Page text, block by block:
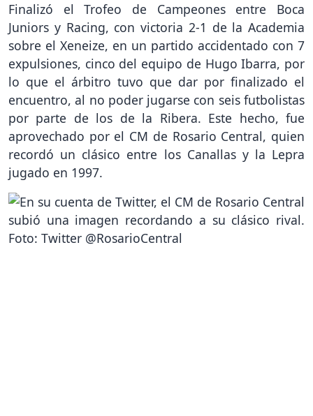
Finalizó el Trofeo de Campeones entre Boca
Juniors y Racing, con victoria 2-1 de la Academia
sobre el Xeneize, en un partido accidentado con 7
expulsiones, cinco del equipo de Hugo Ibarra, por
lo que el árbitro tuvo que dar por finalizado el
encuentro, al no poder jugarse con seis futbolistas
por parte de los de la Ribera. Este hecho, fue
aprovechado por el CM de Rosario Central, quien
recordó un clásico entre los Canallas y la Lepra
jugado en 1997.